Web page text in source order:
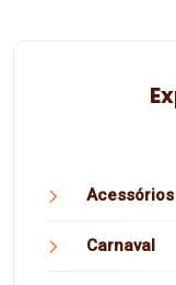
Acessórios
Carnaval